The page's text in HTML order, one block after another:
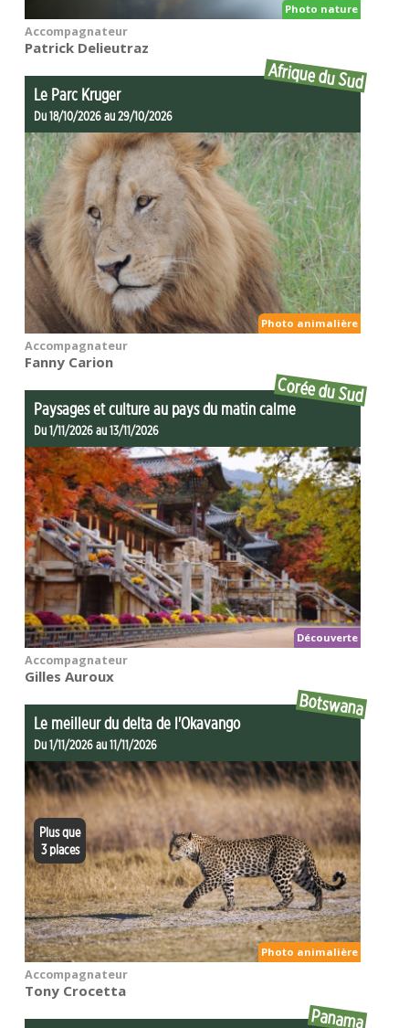
Photo nature
Accompagnateur
Patrick Delieutraz
Le Parc Kruger
Afrique du Sud
Du 18/10/2026 au 29/10/2026
Photo animalière
Accompagnateur
Fanny Carion
Paysages et culture au pays du matin calme
Corée du Sud
Du 1/11/2026 au 13/11/2026
Découverte
Accompagnateur
Gilles Auroux
Le meilleur du delta de l'Okavango
Botswana
Du 1/11/2026 au 11/11/2026
Photo animalière
Plus que
3 places
Accompagnateur
Tony Crocetta
Panama